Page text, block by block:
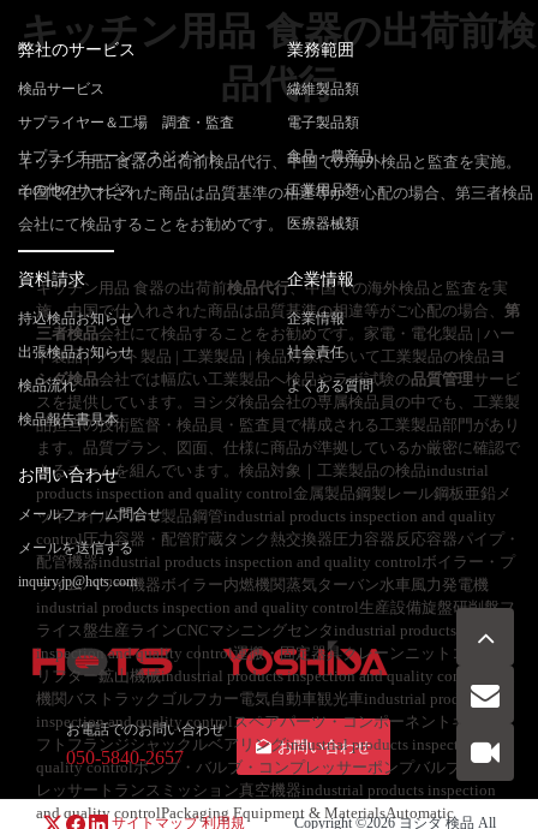
キッチン用品 食器の出荷前検
品代行
キッチン用品 食器の出荷前検品代行、中国での海外検品と監査を実施。
中国で仕入れされた商品は品質基準の相違等がご心配の場合、第三者検品
会社にて検品することをお勧めです。
キッチン用品 食器の出荷前検品代行、中国での海外検品と監査を実
施。中国で仕入れされた商品は品質基準の相違等がご心配の場合、 第
三者検品会社にて検品することをお勧めです。家電・電化製品 | ハー
ド製品 | ソフト製品 | 工業製品 | 検品対象について工業製品の検品 ヨ
シダ検品会社では幅広い工業製品へ検品やラボ試験の品質管理サービ
スを提供しています。ヨシダ検品会社の専属検品員の中でも、工業製
品担当の技術監督・検品員・監査員で構成される工業製品部門があり
ます。品質プラン、図面、仕様に商品が準拠しているか厳密に確認で
きるチームを組んでいます。検品対象｜工業製品の検品industrial
products inspection and quality control金属製品鋼製レール鋼板亜鉛メ
ッキコイルアルミ製品鋼管industrial products inspection and quality
control圧力容器・配管貯蔵タンク熱交換器圧力容器反応容器パイプ・
配管機器industrial products inspection and quality controlボイラー・プ
ライムパワー機器ボイラー内燃機関蒸気ターバン水車風力発電機
industrial products inspection and quality control生産設備旋盤研削盤フ
ライス盤生産ラインCNCマシニングセンタindustrial products
inspection and quality control運搬・固定器具クレーンニットコンベア
リフター鉱山機械industrial products inspection and quality control交通
機関バストラックゴルフカー電気自動車観光車industrial products
inspection and quality controlスペアパーツ・コンポーネントギアシャ
フトフランジシャックルベアリングindustrial products inspection and
quality controlポンプ・バルブ・コンプレッサーポンプバルブコンプ
レッサートランスミッション真空機器industrial products inspection
and quality controlPackaging Equipment & MaterialsAutomatic
弊社のサービス
検品サービス
サプライヤー＆工場 調査・監査
サプライチェーンマネジメント
その他のサービス
業務範囲
繊維製品類
電子製品類
食品・農産品
工業用品類
医療器械類
資料請求
持込検品お知らせ
出張検品お知らせ
検品流れ
検品報告書見本
企業情報
企業情報
社会責任
よくある質問
お問い合わせ
メールフォーム問合せ
メールを送信する
inquiry.jp@hqts.com
お電話でのお問い合わせ
050-5840-2657
お問い合わせ
サイトマップ 利用規 Copyright ©2026ヨシダ 検品 All